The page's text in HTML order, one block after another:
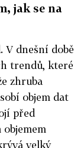
jak se na
V dnešní době
trendů, které
zhruba
objem dat
před
velký